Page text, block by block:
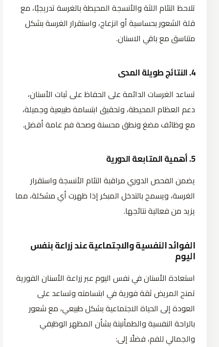
تلاحظ التئام اللثة والأنسجة المحيطة بالغرسة تدريجيًا، مع
قلة الشعور بحساسية أو انزعاج، واستقرار الغرسة بشكل
متناسق مع باقي الاسنان.
4. النتائج طويلة المدى
تساعد الغرسات الدائمة على الحفاظ على ثبات الأسنان،
دعم العظام المحيطة، وتحقيق ابتسامة طبيعية وجميلة،
مع وظائف مضغ ونطق محسنة وصحة فم عامة أفضل.
5. أهمية المتابعة الدورية
يضمن الفحص الدوري مراقبة التئام الأنسجة واستقرار
الغرسة، ويسمح بالتدخل المبكر إذا ظهرت أي مشكلة، مما
يزيد من فعالية نتائجها.
الفوائد النفسية والاجتماعية عند زراعة بنفس
اليوم
استعادة الأسنان في نفس اليوم عبر زراعة الأسنان الفورية
تمنح المريض ثقة فورية في ابتسامته وتساعد على
العودة إلى الحياة الاجتماعية بشكل طبيعي، مع شعور
بالراحة النفسية والطمأنينة بشأن المظهر الوظيفي
والجمالي للفم، فضلًا إلى: